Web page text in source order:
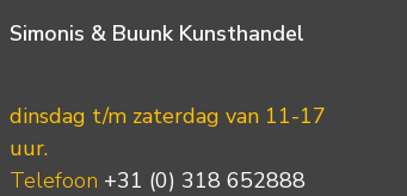
Simonis & Buunk Kunsthandel
dinsdag t/m zaterdag van 11-17
uur.
Telefoon +31 (0) 318 652888